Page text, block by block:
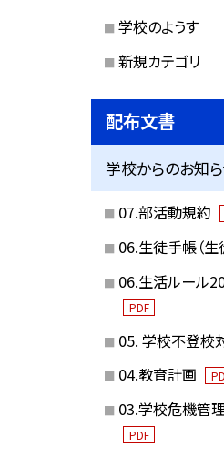
学校のようす
新規カテゴリ
配布文書
学校からのお知
07.部活動規約
06.生徒手帳（生
06.生活ルール
PDF
05. 学校不登校
04.教育計画
03.学校危機管
PDF